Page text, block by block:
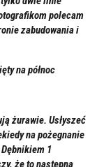
polecam
zabudowania i
na północ
żurawie. Usłyszeć
na pożegnanie
1
że to następna